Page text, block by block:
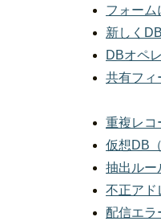
フォーム
新しく
DBオペ
共有フィ
重複レコ
仮想DB
抽出ルー
不正アド
配信エラ